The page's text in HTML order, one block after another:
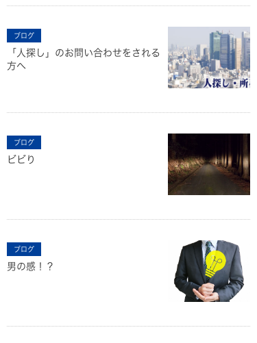
ブログ
「人探し」のお問い合わせをされる
方へ
ブログ
ビビり
ブログ
男の感！？